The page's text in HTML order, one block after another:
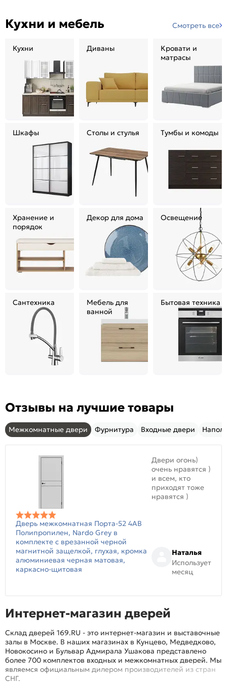
Кухни и мебель Смотреть все
Кухни Диваны
Кровати и
матрасы
Шкафы Столы и стулья Тумбы и комоды
Хранение и
порядок
Декор для дома Освещение
Сантехника
Мебель для
ванной
Бытовая техника
Отзывы на лучшие товары
Межкомнатные двери Фурнитура Входные двери
Дверь межкомнатная Порта-52 4AB
Полипропилен, Nardo Grey в
комплекте с врезанной черной
магнитной защелкой, глухая, кромка
алюминиевая черная матовая,
каркасно-щитовая
Двери огонь)
очень нравятся )
и всем, кто
приходят тоже
нравятся )
Наталья
Использует
месяц
Интернет-магазин дверей
Склад дверей 169.RU - это интернет-магазин и выставочные
залы в Москве. В наших магазинах в Кунцево, Медведково,
Новокосино и Бульвар Адмирала Ушакова представлено
более 700 комплектов входных и межкомнатных дверей. Мы
являемся официальным дилером производителей из стран
СНГ.